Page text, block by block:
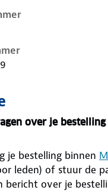
over je
je bestelling binnen
leden) of stuur de
bericht over je